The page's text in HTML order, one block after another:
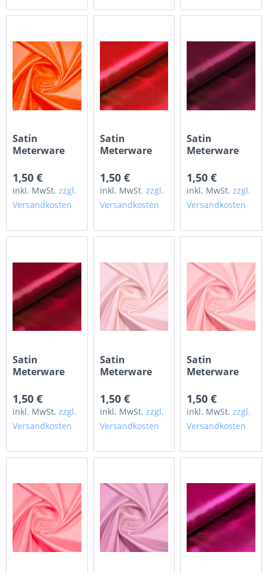
Satin
Meterware
1,50 €
inkl. MwSt.zzgl.
Versandkosten
Satin
Meterware
1,50 €
inkl. MwSt. zzgl.
Versandkosten
Satin
Meterware
bordeaux
1,50 €
inkl. MwSt.zzgl.
Versandkosten
Satin
Meterware
1,50 €
inkl. MwSt.zzgl.
Versandkosten
Satin
Meterware
1,50 €
inkl. MwSt. zzgl.
Versandkosten
Satin
Meterware
1,50 €
inkl. MwSt.zzgl.
Versandkosten